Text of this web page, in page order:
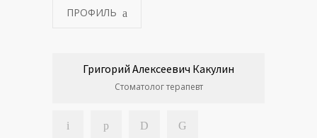
ПРОФИЛЬ
Григорий Алексеевич Какулин
Стоматолог терапевт